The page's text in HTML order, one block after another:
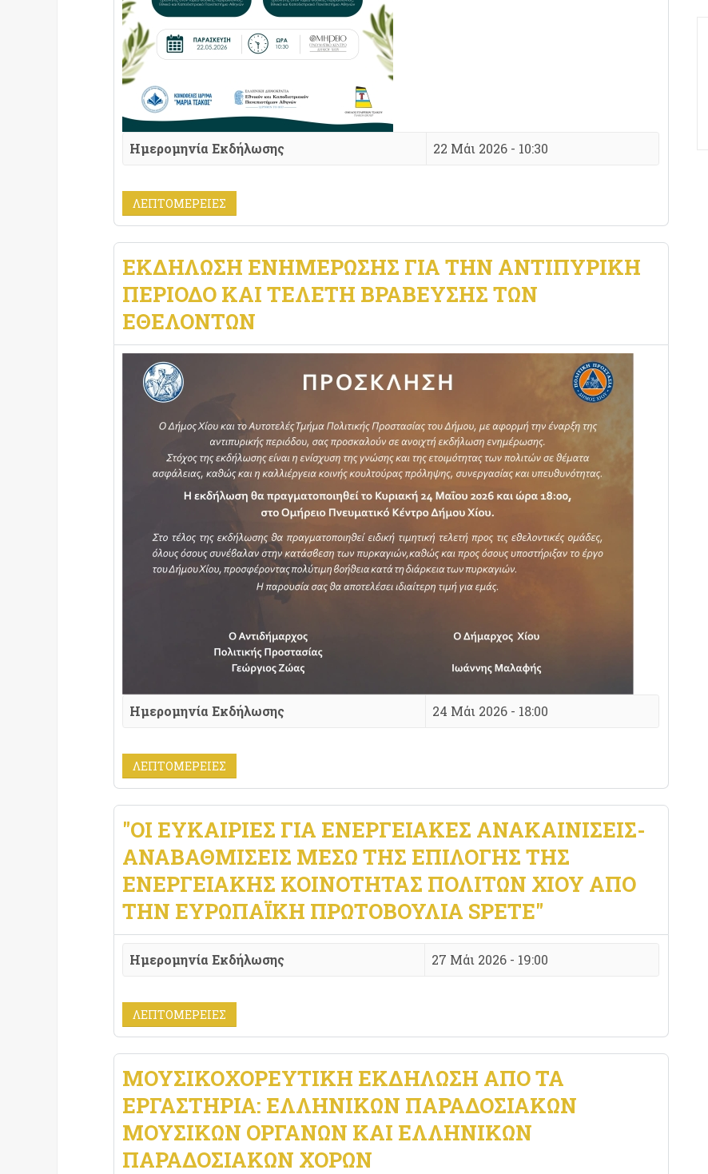
Ημερομηνία Εκδήλωσης 22 Μάι 2026 - 10:30
ΛΕΠΤΟΜΈΡΕΙΕΣ
ΕΚΔΉΛΩΣΗ ΕΝΗΜΈΡΩΣΗΣ ΓΙΑ ΤΗΝ ΑΝΤΙΠΥΡΙΚΉ
ΠΕΡΊΟΔΟ ΚΑΙ ΤΕΛΕΤΉ ΒΡΆΒΕΥΣΗΣ ΤΩΝ
ΕΘΕΛΟΝΤΏΝ
Ημερομηνία Εκδήλωσης 24 Μάι 2026 - 18:00
ΛΕΠΤΟΜΈΡΕΙΕΣ
"ΟΙ ΕΥΚΑΙΡΊΕΣ ΓΙΑ ΕΝΕΡΓΕΙΑΚΈΣ ΑΝΑΚΑΙΝΊΣΕΙΣ-
ΑΝΑΒΑΘΜΊΣΕΙΣ ΜΈΣΩ ΤΗΣ ΕΠΙΛΟΓΉΣ ΤΗΣ
ΕΝΕΡΓΕΙΑΚΉΣ ΚΟΙΝΌΤΗΤΑΣ ΠΟΛΙΤΏΝ ΧΊΟΥ ΑΠΌ
ΤΗΝ ΕΥΡΩΠΑΪΚΉ ΠΡΩΤΟΒΟΥΛΊΑ SPETE"
Ημερομηνία Εκδήλωσης 27 Μάι 2026 - 19:00
ΛΕΠΤΟΜΈΡΕΙΕΣ
ΜΟΥΣΙΚΟΧΟΡΕΥΤΙΚΉ ΕΚΔΉΛΩΣΗ ΑΠΌ ΤΑ
ΕΡΓΑΣΤΉΡΙΑ: ΕΛΛΗΝΙΚΏΝ ΠΑΡΑΔΟΣΙΑΚΏΝ
ΜΟΥΣΙΚΏΝ ΟΡΓΆΝΩΝ ΚΑΙ ΕΛΛΗΝΙΚΏΝ
ΠΑΡΑΔΟΣΙΑΚΏΝ ΧΟΡΏΝ